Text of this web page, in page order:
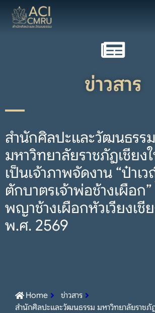
ข่าวสาร
สำนักศิลปะและวัฒนธรรม
มหาวิทยาลัยราชภัฏเชียง
เป็นเจ้าภาพจัดงาน “ป๋า
ตักบาตรเจ้าพ่อช้างเผือก”
พญาช้างเผือกหัวเวียงเชี
พ.ศ. 2569
Home
ข่าวสาร
สำนักศิลปะและวัฒนธรรม มหาวิทยาลัยราชภั